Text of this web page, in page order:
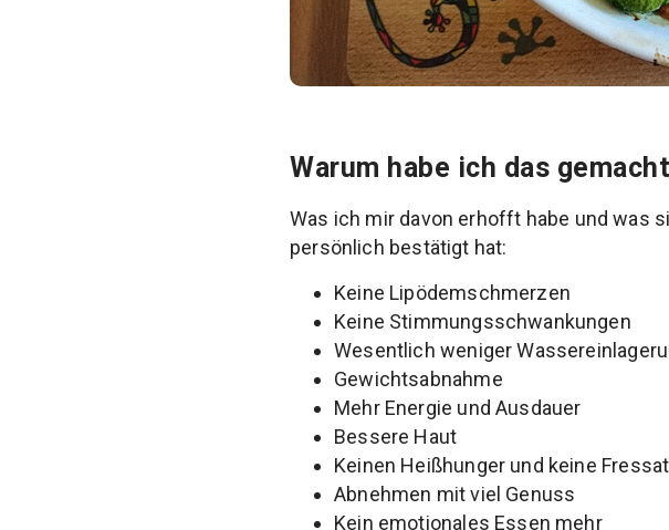
Warum habe ich das
Was ich mir davon erhofft habe und was
persönlich bestätigt hat:
Keine Lipödemschmerzen
Keine Stimmungsschwankungen
Wesentlich weniger
Gewichtsabnahme
Mehr Energie und Ausdauer
Bessere Haut
Keinen Heißhunger und keine
Abnehmen mit viel Genuss
Kein emotionales Essen mehr